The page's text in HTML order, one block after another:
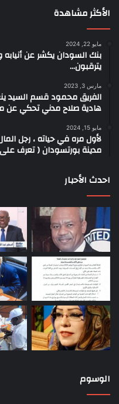
الأكثر مشاهدة
مايو 22, 2024
بنك السودان يكشر عن
يترقبون…
مارس 3, 2023
الفريق محمود قسم السيد
هادية صلاح مدني تحكي عن
مايو 15, 2024
لأول مره في حياته ، رجل
مدينة بورتسودان ( تعرف
احدث الأحبار
الوسوم